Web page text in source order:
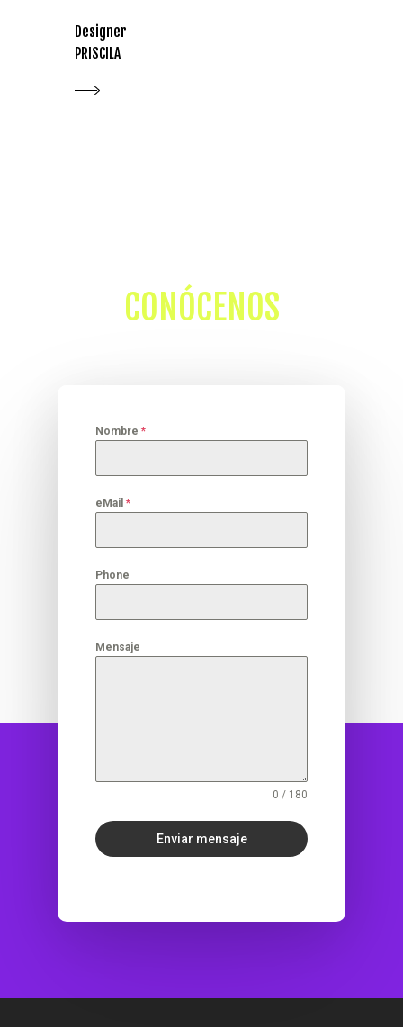
Designer
PRISCILA
CONÓCENOS
Nombre *
eMail *
Phone
Mensaje
0 / 180
Enviar mensaje